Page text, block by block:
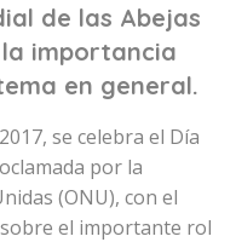
de las Abejas
importancia
en general.
se celebra el Día
por la
(ONU), con el
el importante rol